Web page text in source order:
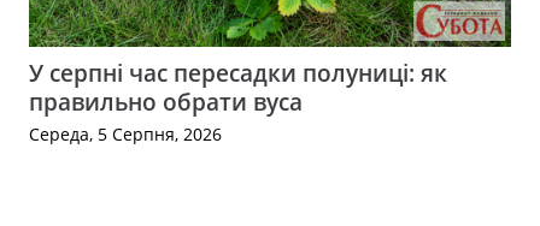
У серпні час пересадки полуниці: як
правильно обрати вуса
Середа, 5 Серпня, 2026